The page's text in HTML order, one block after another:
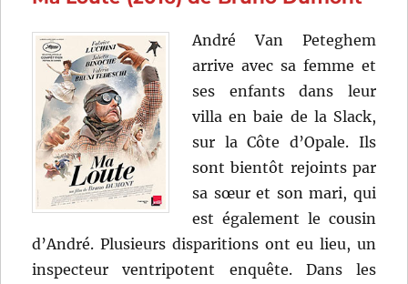
Rémi
André Van Peteghem
arrive avec sa femme et
ses enfants dans leur
villa en baie de la Slack,
sur la Côte d’Opale. Ils
sont bientôt rejoints par
sa sœur et son mari, qui
est également le cousin
d’André. Plusieurs disparitions ont eu lieu, un
inspecteur ventripotent enquête. Dans les